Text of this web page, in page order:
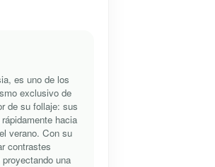
es uno de los
exclusivo de
de su follaje: sus
hacia
verano. Con su
contrastes
una